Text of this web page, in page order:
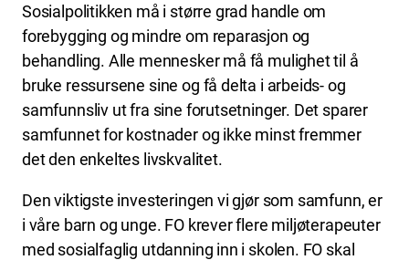
Sosialpolitikken må i større grad handle om
forebygging og mindre om reparasjon og
behandling. Alle mennesker må få mulighet til å
bruke ressursene sine og få delta i arbeids- og
samfunnsliv ut fra sine forutsetninger. Det sparer
samfunnet for kostnader og ikke minst fremmer
det den enkeltes livskvalitet.
Den viktigste investeringen vi gjør som samfunn, er
i våre barn og unge. FO krever flere miljøterapeuter
med sosialfaglig utdanning inn i skolen. FO skal